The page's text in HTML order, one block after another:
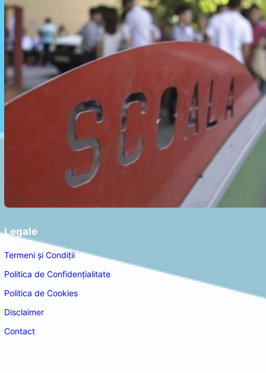
Legale
Termeni și Condiții
Politica de Confidențialitate
Politica de Cookies
Disclaimer
Contact